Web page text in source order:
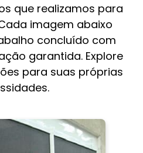
que realizamos para
imagem abaixo
concluído com
garantida. Explore
para suas próprias